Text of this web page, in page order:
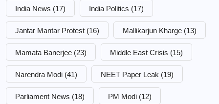
India News (17) India Politics (17)
Jantar Mantar Protest (16) Mallikarjun Kharge (13)
Mamata Banerjee (23) Middle East Crisis (15)
Narendra Modi (41) NEET Paper Leak (19)
Parliament News (18) PM Modi (12)